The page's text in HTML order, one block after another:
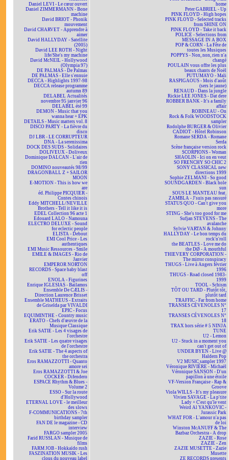
Daniel LEVI - Le cœur ouvert
Daniel ZIMMERMANN - Bone
machine
David BRIOT - Phonik
mouvement
David CHARVET - Apprendre à
aimer
David HALLYDAY - Satellite
(2005)
David LEE ROTH - Night
life/She's my machine
David McNEIL - Hollywood
(Olympia 97)
DE PALMAS - De Palmas
DE PALMAS - Elle s'ennuie
DECCA - Highlights 1997-98
DECCA release programme
autumn 89
DELABEL Actualités
novembre 95 janvier 96
DELABEL été 99
DEMON - Music that you
wanna hear + EPK
DETAILS - Music matters vol. 8
DISCO PARTY - La fièvre du
disco
DJ LBR - LE CORRUPTEUR
DNA - La serenissima
DOCK DES SUDS - Solidaires
DOLIVEUX - Doliveux
Dominique DALCAN - L'air de
rien
DOMINO nouveautés 98/99
DRAGONBALL Z + SAILOR
MOON
E-MOTION - This is how we
are
éd. Philippe PICQUIER -
Contes chinois
Eddy MITCHELL/NEVILLE
Brothers - Tell it like it is
EDEL Collection 96 acte 1
Edouard LALO - Namouna
ELECTRO DELUXE - Sound
for eclectic people
ELISTA - Debout
EMI Cool Price - Les
authentiques
EMI Music Ressources - Smile
EMILE & IMAGES - Rio de
Janvier
EMPEROR NORTON
RECORDS - Space baby blast
off
ENOLA - Figurines
Enrique IGLESIAS - Bailamos
Ensemble De CÆLIS -
Direction Laurence Brisset
Ensemble MATHEUS - Extraits
de Griselda par VIVALDI
EPIC - Focus
EQUIMINTHE - Country music
ERATO - Chefs d'œuvre de la
Musique Classique
Erik SATIE - Les 4 visages de
l'orchestre
Erik SATIE - Les quatre visages
de l'orchestre
Erik SATIE - The 4 aspects of
the orchestra
Eros RAMAZZOTTI - Quanto
amore sei
Eros RAMAZZOTTI & Joe
COCKER - Difendero
ESPACE Rhythm & Blues -
Volume 2
ESSO - Sur la route
d'Hollywood
ETERNAL LOVE - le meilleur
des slows
F-COMMUNICATIONS - 7th
birthday sampler
FAN DE le magazine - CD
interview
FARGO sampler 2005
Farid RUSSLAN - Musique de
films
FARM JOB - Hokkaïdo rush
FASZINATION MUSIK - Les
clous du nouveau label
home
Peter GABRIEL - Up
PINK FLOYD - High hopes
PINK FLOYD - Selected tracks
from SHINE ON
PINK FLOYD - Take it back
POLICE - Selections from
MESSAGE IN A BOX
POP & CORN - La Fête de
toutes les Musiques
POPPYS - Non, non, rien n'a
changé
POULAIN vous offre les plus
beaux chants de Noël
PUTUMAYO - Mali
RASPIGAOUS - Mois d'août
(sers le jaune)
RENAUD - Dans la jungle
Rickie LEE JONES - Dat dere
ROBBER BANK - It's a family
affair
ROBINEAU - On
Rock & Folk WOODSTOCK
sampler
Rodolphe BURGER & Olivier
CADIOT - Hôtel Robinson
Romane SERDA - Romane
Serda
Scène française version rock
SCORPIONS - Woman
SHAOLIN - Ici on en veut
SO FRENCHY SO CHIC 2
SONY CLASSICAL new
directions 1999
Sophie ZELMANI - So good
SOUNDGARDEN - Black hole
sun
SOUS LE MANTEAU feat.
ZAMBLA - J'suis pas rassuré
STATUS QUO - Can't give you
more
STING - She's too good for me
Sufjan STEVENS - The
avalanche
Sylvie VARTAN & Johnny
HALLYDAY - Le bon temps du
rock'n'roll
the BEATLES - Love me do
the DØ - A mouthful
THIEVERY CORPORATION -
The mirror conspiracy
THUGS - Live à Angers février
1996
THUGS - Road closed 1983-
1999
TOOL - Schism
TÔT OU TARD - Plutôt tôt,
plutôt tard
TRAFFIC - Far from home
TRANSES CÉVENOLES N°
17
TRANSES CÉVENOLES N°
18
TRAX hors série # 5 NINJA
TUNE
U2 - Lemon
U2 - Stuck in a moment you
can't get out of
UNDER BYEN - Live @
Haldern Pop
V2 MUSIC sampler 1997
Véronique RIVIÈRE - Michaël
Véronique SANSON - D'un
papillon à une étoile
VF-Version Française - Rap &
Groove
Viola WILLS - It's my pleasure
Vivien SAVAGE - La p'tite
Lady + C'est qu'le vent
Weird Al YANKOVIC -
Jurassic Park
WHAT FOR - L'amour n'a pas
de loi
Winston McANUFF & The
Bazbaz Orchestra - A drop
ZAZIE - Rose
ZAZIE - Zen
ZAZIE MUSETTE - Zazie
Musette
ZE RECORDS presents